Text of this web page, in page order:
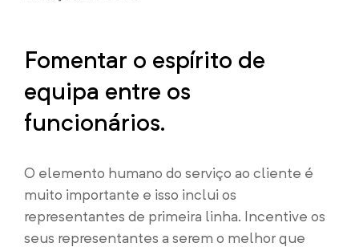
Fomentar o espírito de
equipa entre os
funcionários.
O elemento humano do serviço ao cliente é
muito importante e isso inclui os
representantes de primeira linha. Incentive os
seus representantes a serem o melhor que